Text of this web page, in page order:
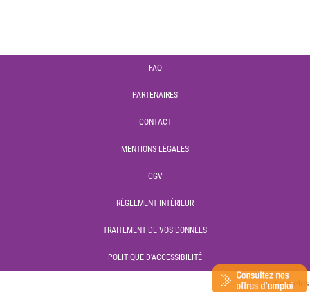
FAQ
PARTENAIRES
CONTACT
MENTIONS LÉGALES
CGV
RÈGLEMENT INTÉRIEUR
TRAITEMENT DE VOS DONNÉES
POLITIQUE D'ACCESSIBILITÉ